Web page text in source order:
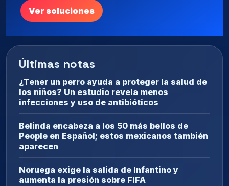
Ver soluciones
Últimas notas
¿Tener un perro ayuda a proteger la salud de
los niños? Un estudio revela menos
infecciones y uso de antibióticos
Belinda encabeza a los 50 más bellos de
People en Español; estos mexicanos también
aparecen
Noruega exige la salida de Infantino y
aumenta la presión sobre FIFA